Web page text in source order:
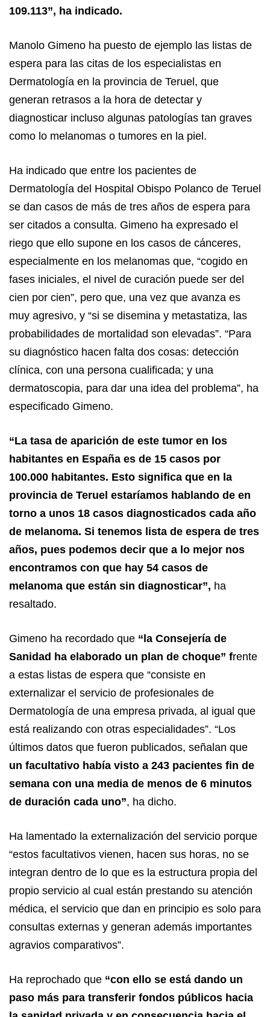
109.113”, ha indicado.
Manolo Gimeno ha puesto de ejemplo las listas de
espera para las citas de los especialistas en
Dermatología en la provincia de Teruel, que
generan retrasos a la hora de detectar y
diagnosticar incluso algunas patologías tan graves
como lo melanomas o tumores en la piel.
Ha indicado que entre los pacientes de
Dermatología del Hospital Obispo Polanco de Teruel
se dan casos de más de tres años de espera para
ser citados a consulta. Gimeno ha expresado el
riego que ello supone en los casos de cánceres,
especialmente en los melanomas que, “cogido en
fases iniciales, el nivel de curación puede ser del
cien por cien”, pero que, una vez que avanza es
muy agresivo, y “si se disemina y metastatiza, las
probabilidades de mortalidad son elevadas”. “Para
su diagnóstico hacen falta dos cosas: detección
clínica, con una persona cualificada; y una
dermatoscopia, para dar una idea del problema”, ha
especificado Gimeno.
“La tasa de aparición de este tumor en los
habitantes en España es de 15 casos por
100.000 habitantes. Esto significa que en la
provincia de Teruel estaríamos hablando de en
torno a unos 18 casos diagnosticados cada año
de melanoma. Si tenemos lista de espera de tres
años, pues podemos decir que a lo mejor nos
encontramos con que hay 54 casos de
melanoma que están sin diagnosticar”, ha
resaltado.
Gimeno ha recordado que “la Consejería de
Sanidad ha elaborado un plan de choque” frente
a estas listas de espera que “consiste en
externalizar el servicio de profesionales de
Dermatología de una empresa privada, al igual que
está realizando con otras especialidades”. “Los
últimos datos que fueron publicados, señalan que
un facultativo había visto a 243 pacientes fin de
semana con una media de menos de 6 minutos
de duración cada uno”, ha dicho.
Ha lamentado la externalización del servicio porque
“estos facultativos vienen, hacen sus horas, no se
integran dentro de lo que es la estructura propia del
propio servicio al cual están prestando su atención
médica, el servicio que dan en principio es solo para
consultas externas y generan además importantes
agravios comparativos”.
Ha reprochado que “con ello se está dando un
paso más para transferir fondos públicos hacia